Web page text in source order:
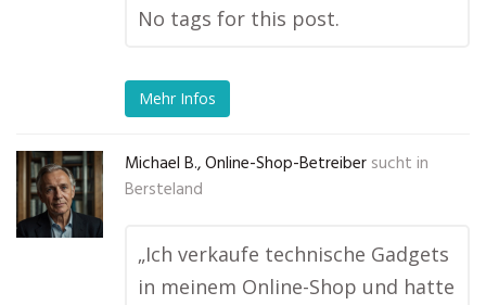
No tags for this post.
Mehr Infos
Michael B., Online-Shop-Betreiber sucht in
Bersteland
„Ich verkaufe technische Gadgets
in meinem Online-Shop und hatte